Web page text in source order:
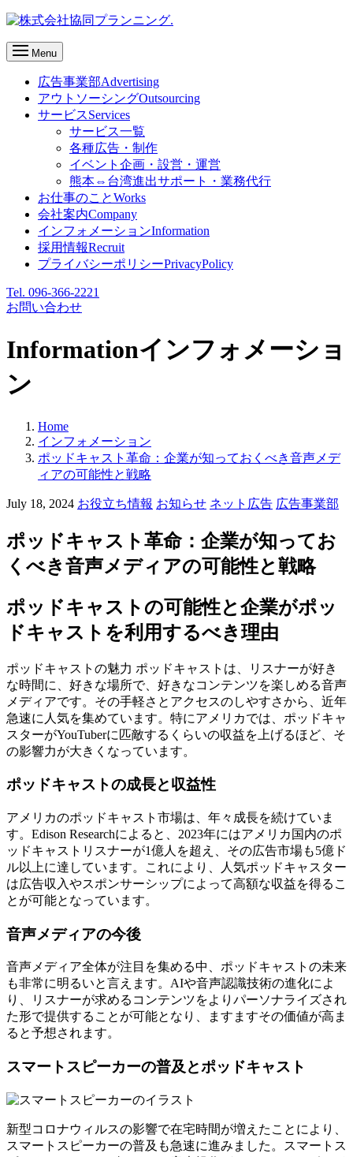
Menu
広告事業部Advertising
アウトソーシングOutsourcing
サービスServices
サービス一覧
各種広告・制作
イベント企画・設営・運営
熊本⇔台湾進出サポート・業務代行
お仕事のことWorks
会社案内Company
インフォメーションInformation
採用情報Recruit
プライバシーポリシーPrivacyPolicy
Tel. 096-366-2221
お問い合わせ
Informationインフォメーショ
ン
Home
インフォメーション
ポッドキャスト革命：企業が知っておくべき音声メデ
ィアの可能性と戦略
July 18, 2024 カ
ゴ
リ
ー:
お役立ち情報 お知らせ ネット広告 広告事業部
ポッドキャスト革命：企業が知ってお
くべき音声メディアの可能性と戦略
ポッドキャストの可能性と企業がポッ
ドキャストを利用するべき理由
ポッドキャストの魅力 ポッドキャストは、リスナーが好き
な時間に、好きな場所で、好きなコンテンツを楽しめる音声
メディアです。その手軽さとアクセスのしやすさから、近年
急速に人気を集めています。特にアメリカでは、ポッドキャ
スターがYouTuberに匹敵するくらいの収益を上げるほど、そ
の影響力が大きくなっています。
ポッドキャストの成長と収益性
アメリカのポッドキャスト市場は、年々成長を続けていま
す。Edison Researchによると、2023年にはアメリカ国内のポ
ッドキャストリスナーが1億人を超え、その広告市場も5億ド
ル以上に達しています。これにより、人気ポッドキャスター
は広告収入やスポンサーシップによって高額な収益を得るこ
とが可能となっています。
音声メディアの今後
音声メディア全体が注目を集める中、ポッドキャストの未来
も非常に明るいと言えます。AIや音声認識技術の進化によ
り、リスナーが求めるコンテンツをよりパーソナライズされ
た形で提供することが可能となり、ますますその価値が高ま
ると予想されます。
スマートスピーカーの普及とポッドキャスト
新型コロナウィルスの影響で在宅時間が増えたことにより、
スマートスピーカーの普及も急速に進みました。スマートス